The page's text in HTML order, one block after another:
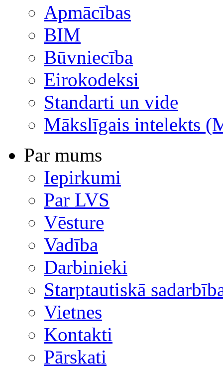
Apmācības
BIM
Būvniecība
Eirokodeksi
Standarti un vide
Mākslīgais intelekts
Par mums
Iepirkumi
Par LVS
Vēsture
Vadība
Darbinieki
Starptautiskā
Vietnes
Kontakti
Pārskati